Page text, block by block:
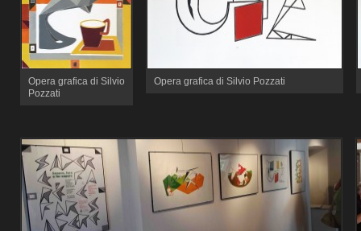
Opera grafica di Silvio
Pozzati
Opera grafica di Silvio Pozzati